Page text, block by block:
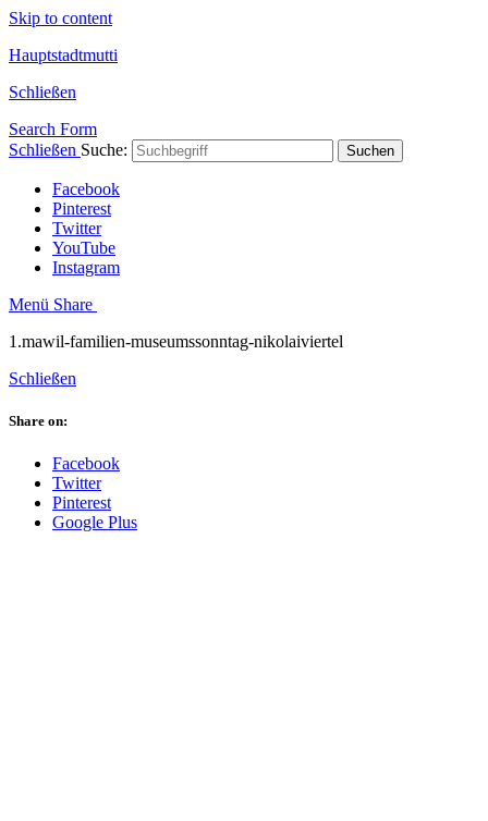
Skip to content
Hauptstadtmutti
Schließen
Search Form
Schließen Suche: Suchen
Facebook
Pinterest
Twitter
YouTube
Instagram
Menü Share
1.mawil-familien-museumssonntag-nikolaiviertel
Schließen
Share on:
Facebook
Twitter
Pinterest
Google Plus